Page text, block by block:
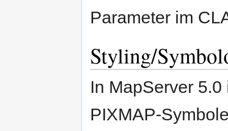
Parameter im
Styling/
In MapServer
PIXMAP-